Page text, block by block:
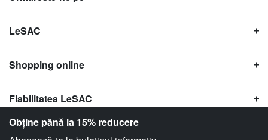
Obține până la 15% reducere
LeSAC
Shopping online
Fiabilitatea LeSAC